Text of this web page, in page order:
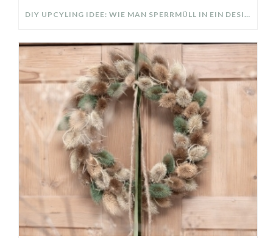
DIY UPCYLING IDEE: WIE MAN SPERRMÜLL IN EIN DESIGNER TEIL VERWANDELT